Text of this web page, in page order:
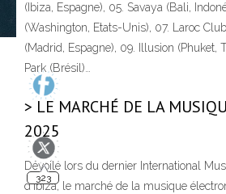
(Ibiza, Espagne), 05. Savaya (Bali,
(Washington, Etats-Unis), 07. Laroc
(Madrid, Espagne), 09. Illusion (Phuket,
Park (Brésil)…
> LE MARCHÉ DE LA
2025
Dévoilé lors du dernier International
d’Ibiza, le marché de la musique
323